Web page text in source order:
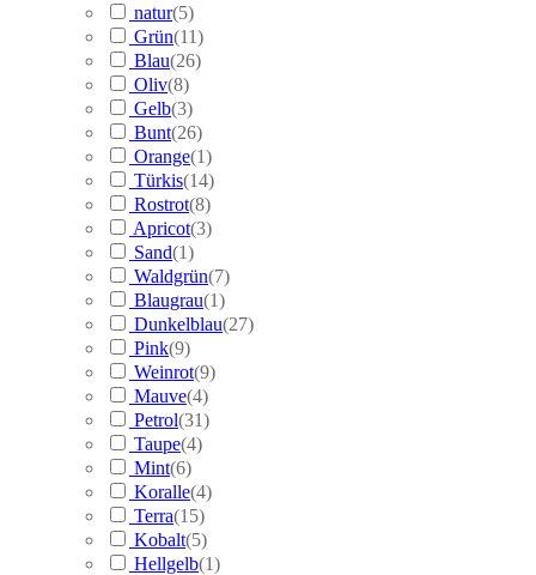
natur(5)
Grün(11)
Blau(26)
Oliv(8)
Gelb(3)
Bunt(26)
Orange(1)
Türkis(14)
Rostrot(8)
Apricot(3)
Sand(1)
Waldgrün(7)
Blaugrau(1)
Dunkelblau(27)
Pink(9)
Weinrot(9)
Mauve(4)
Petrol(31)
Taupe(4)
Mint(6)
Koralle(4)
Terra(15)
Kobalt(5)
Hellgelb(1)